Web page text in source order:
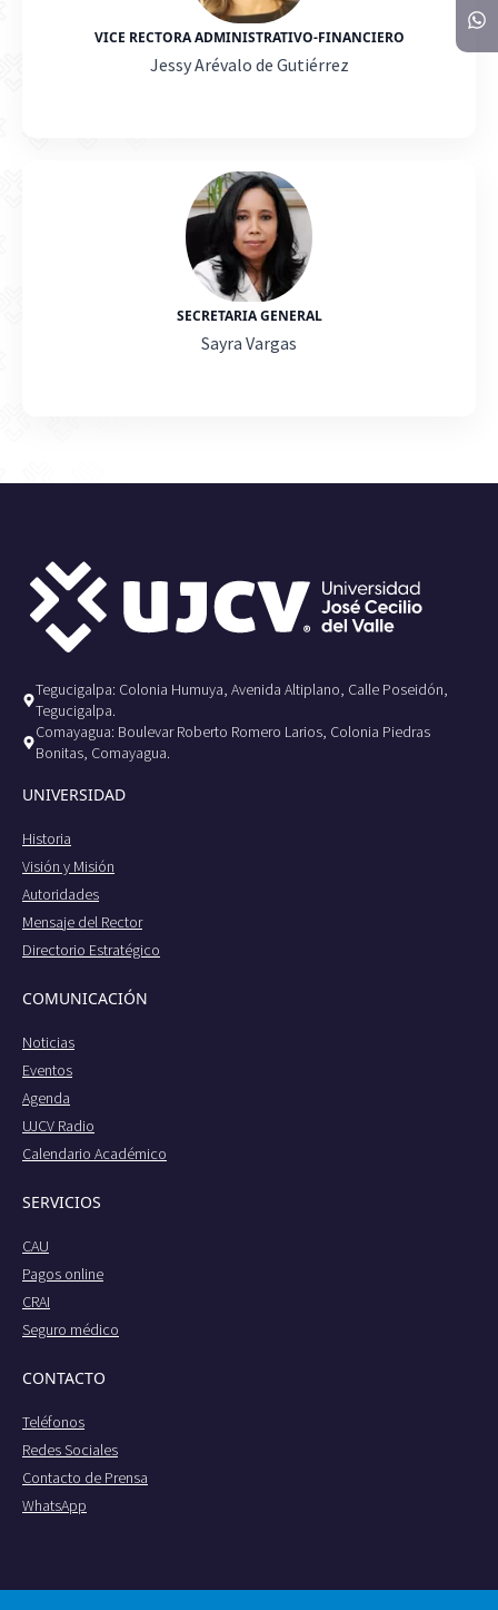
VICE RECTORA ADMINISTRATIVO-FINANCIERO
Jessy Arévalo de Gutiérrez
SECRETARIA GENERAL
Sayra Vargas
Tegucigalpa: Colonia Humuya, Avenida Altiplano, Calle Poseidón,
Tegucigalpa.
Comayagua: Boulevar Roberto Romero Larios, Colonia Piedras
Bonitas, Comayagua.
UNIVERSIDAD
Historia
Visión y Misión
Autoridades
Mensaje del Rector
Directorio Estratégico
COMUNICACIÓN
Noticias
Eventos
Agenda
UJCV Radio
Calendario Académico
SERVICIOS
CAU
Pagos online
CRAI
Seguro médico
CONTACTO
Teléfonos
Redes Sociales
Contacto de Prensa
WhatsApp